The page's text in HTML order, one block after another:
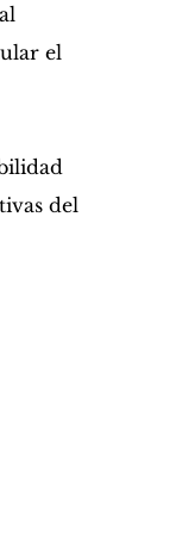
el
del